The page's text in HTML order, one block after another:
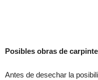
Posibles obras de
Antes de desechar la